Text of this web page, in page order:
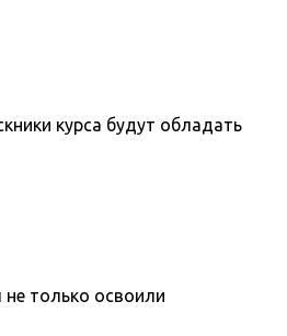
курса будут обладать
только освоили